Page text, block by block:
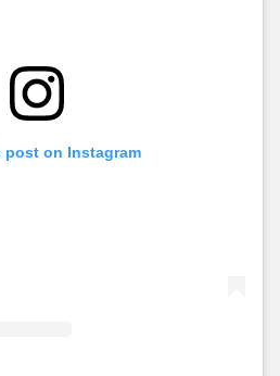
post on Instagram